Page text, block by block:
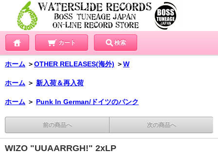
カート 検索
ホーム ＞OTHER RELEASES(海外) ＞W
ホーム ＞ 新入荷＆再入荷
ホーム ＞ Punk In German/ドイツのパンク
前の商品へ 次の商品へ
WIZO "UUAARRGH!" 2xLP